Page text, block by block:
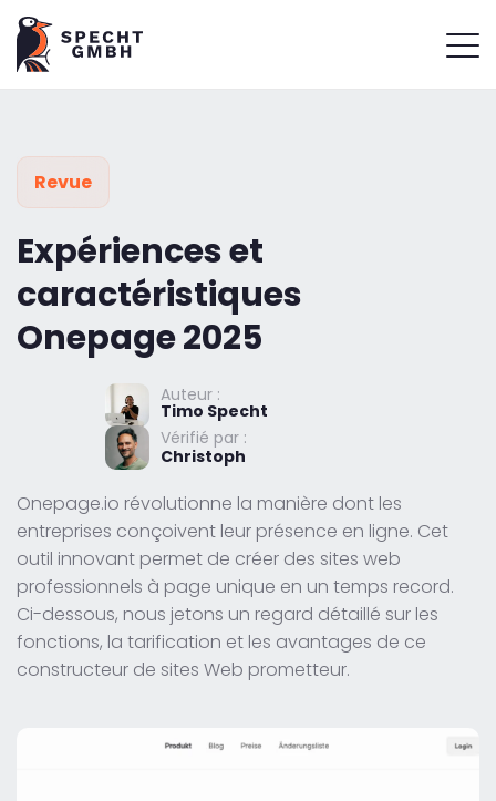
Revue
Expériences et
caractéristiques
Onepage 2025
Auteur :
Timo Specht
Vérifié par :
Christoph
Onepage.io révolutionne la manière dont les
entreprises conçoivent leur présence en ligne. Cet
outil innovant permet de créer des sites web
professionnels à page unique en un temps record.
Ci-dessous, nous jetons un regard détaillé sur les
fonctions, la tarification et les avantages de ce
constructeur de sites Web prometteur.